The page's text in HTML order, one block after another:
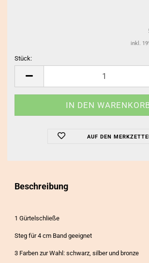
inkl.
Stück:
AUF DEN
Beschreibung
1 Gürtelschließe
Steg für 4 cm Band geeignet
3 Farben zur Wahl: schwarz, silber und bronze